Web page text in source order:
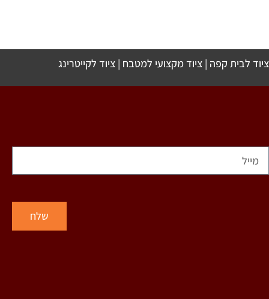
ציוד לבית קפה | ציוד מקצועי למטבח | ציוד לקייטרינג
שלח